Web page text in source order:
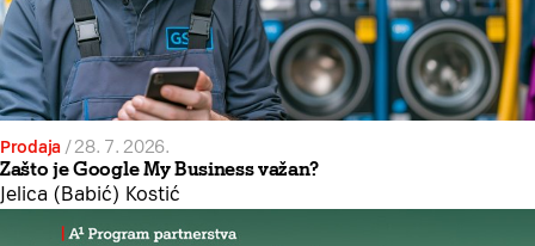
Prodaja /28. 7. 2026.
Zašto je Google My Business važan?
Jelica (Babić) Kostić